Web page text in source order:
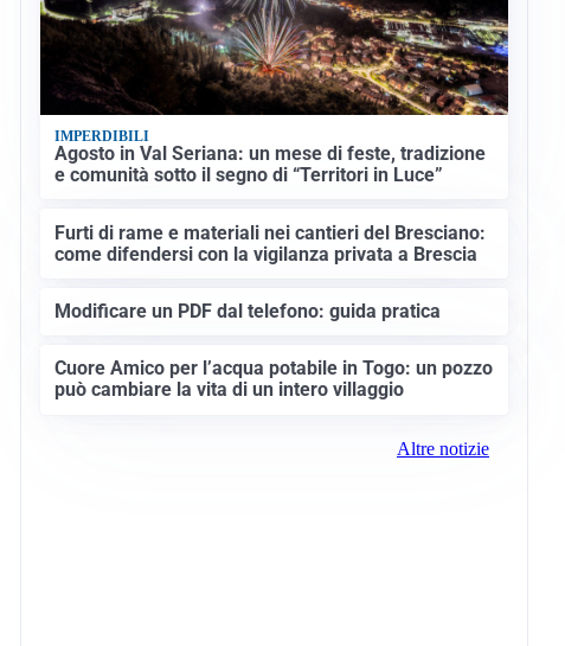
IMPERDIBILI
Agosto in Val Seriana: un mese di feste, tradizione
e comunità sotto il segno di “Territori in Luce”
Furti di rame e materiali nei cantieri del Bresciano:
come difendersi con la vigilanza privata a Brescia
Modificare un PDF dal telefono: guida pratica
Cuore Amico per l’acqua potabile in Togo: un pozzo
può cambiare la vita di un intero villaggio
Altre notizie